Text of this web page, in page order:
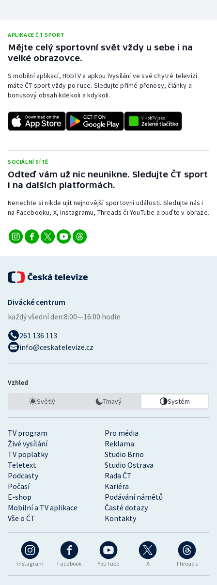
Rychlostní kanoistika
Short track
Stolní tenis
Triatlon
Veslování
Vodní slalom
Ostatní
APLIKACE ČT SPORT
Mějte celý sportovní svět vždy u sebe i na
velké obrazovce.
S mobilní aplikací, HbbTV a apkou iVysílání ve své chytré televizi
máte ČT sport vždy po ruce. Sledujte přímé přenosy, články a
bonusový obsah kdekoli a kdykoli.
SOCIÁLNÍ SÍTĚ
Odteď vám už nic neunikne. Sledujte ČT sport
i na dalších platformách.
Nenechte si nikde ujít nejnovější sportovní události. Sledujte nás i
na Facebooku, X, Instagramu, Threads či YouTube a buďte v obraze.
Instagram Facebook YouTube X Threads
TV program
Pro média
Živé vysílání
Reklama
TV poplatky
Studio Brno
Teletext
Studio Ostrava
Podcasty
Rada ČT
Počasí
Kariéra
E-shop
Podávání námětů
Mobilní a TV aplikace
Časté dotazy
Vše o ČT
Kontakty
Divácké centrum
každý všední den:8:00—16:00 hodin
261 136 113
info@ceskatelevize.cz
Vzhled
Světlý Tmavý Systém